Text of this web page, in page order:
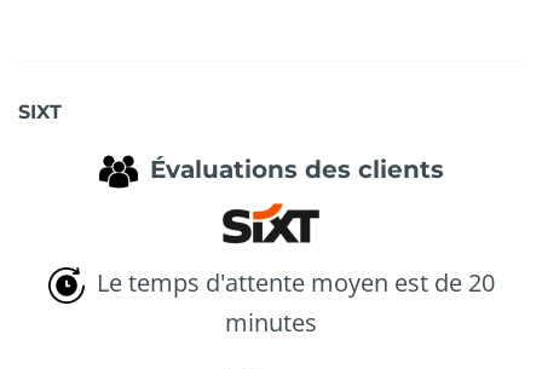
SIXT
Évaluations des clients
Le temps d'attente moyen est de 20
minutes